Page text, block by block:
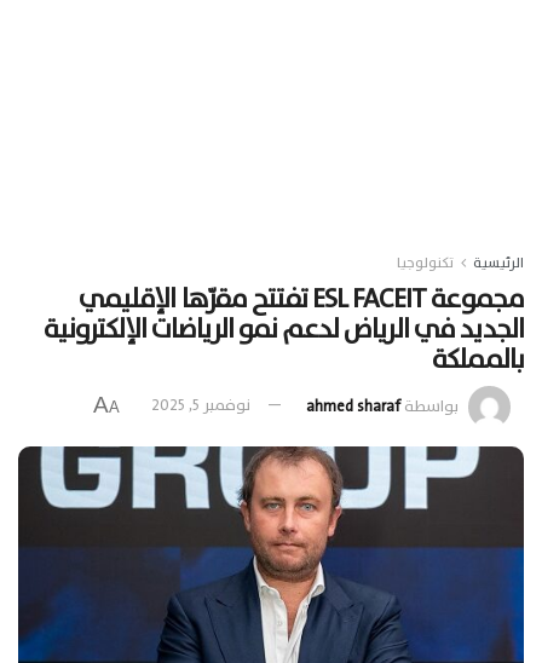
الرئيسية تكنولوجيا
مجموعة ESL FACEIT تفتتح مقرّها الإقليمي
الجديد في الرياض لدعم نمو الرياضات الإلكترونية
بالمملكة‎
بواسطةahmed sharaf نوفمبر 5, 2025 A
A